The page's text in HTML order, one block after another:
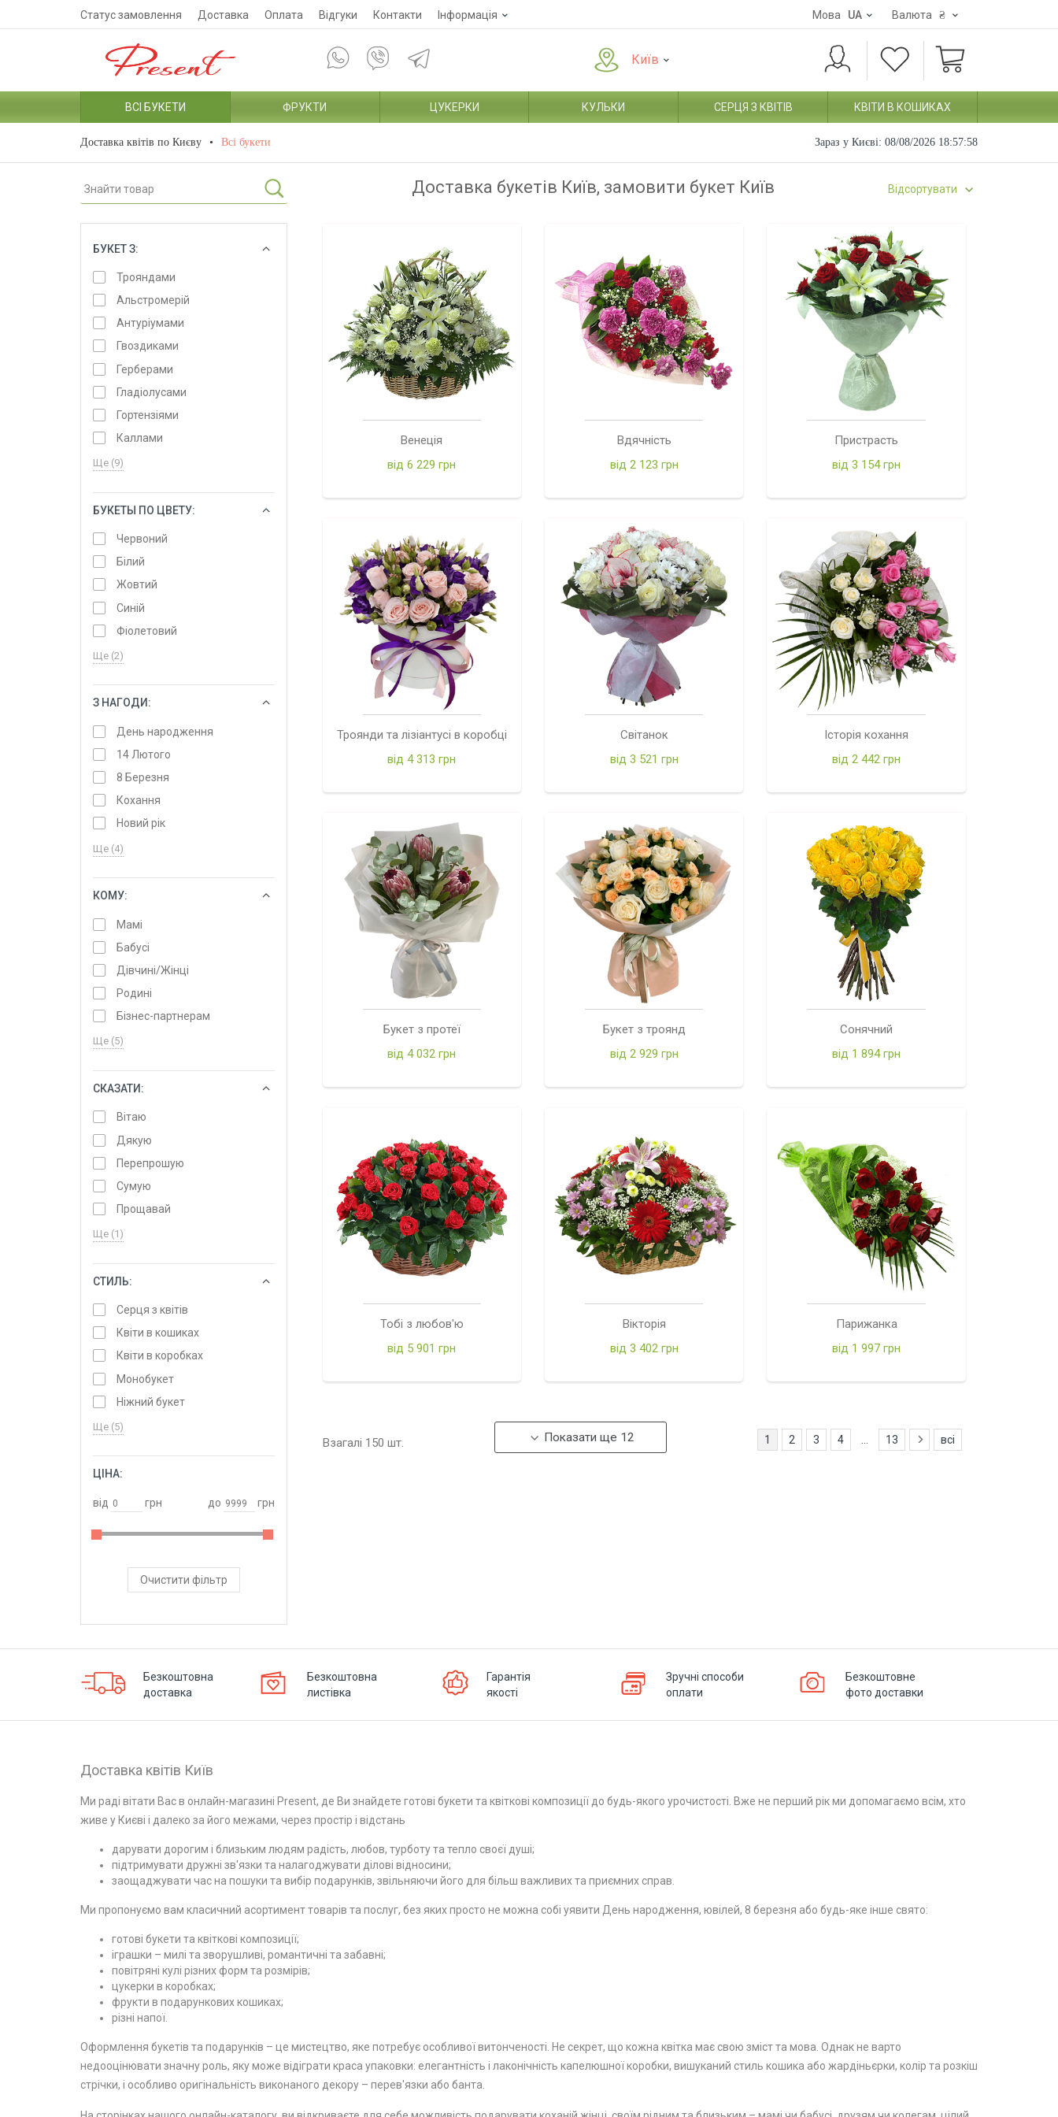
Статус замовлення Доставка Оплата Відгуки Контакти Інформація Мова UA Валюта ₴
Київ
ВСІ БУКЕТИ ФРУКТИ ЦУКЕРКИ КУЛЬКИ СЕРЦЯ З КВІТІВ КВІТИ В КОШИКАХ
Доставка квітів по Києву Всі букети Зараз у Києві: 08/08/2026 18:57:59
БУКЕТ З:
Трояндами
Альстромерій
Антуріумами
Гвоздиками
Герберами
Гладіолусами
Гортензіями
Каллами
Ще (9)
БУКЕТЫ ПО ЦВЕТУ:
Червоний
Білий
Жовтий
Синій
Фіолетовий
Ще (2)
З НАГОДИ:
День народження
14 Лютого
8 Березня
Кохання
Новий рік
Ще (4)
КОМУ:
Мамі
Бабусі
Дівчині/Жінці
Родині
Бізнес-партнерам
Ще (5)
СКАЗАТИ:
Вітаю
Дякую
Перепрошую
Сумую
Прощавай
Ще (1)
СТИЛЬ:
Серця з квітів
Квіти в кошиках
Квіти в коробках
Монобукет
Ніжний букет
Ще (5)
ЦІНА:
від грн до грн
Очистити фільтр
Доставка букетів Київ, замовити букет Київ Відсортувати
Венеція
від 6 229 грн
Вдячність
від 2 123 грн
Пристрасть
від 3 154 грн
Троянди та лізіантусі в коробці
від 4 313 грн
Світанок
від 3 521 грн
Історія кохання
від 2 442 грн
Букет з протеї
від 4 032 грн
Букет з троянд
від 2 929 грн
Сонячний
від 1 894 грн
Тобі з любов'ю
від 5 901 грн
Вікторія
від 3 402 грн
Парижанка
від 1 997 грн
Взагалі 150 шт. Показати ще 12 1 2 3 4 13 всі
Безкоштовна
доставка
Безкоштовна
листівка
Гарантія
якості
Зручні способи
оплати
Безкоштовне
фото доставки
Доставка квітів Київ
Ми раді вітати Вас в онлайн-магазині Present, де Ви знайдете готові букети та квіткові композиції до будь-якого урочистості. Вже не перший рік ми допомагаємо всім, хто
живе у Києві і далеко за його межами, через простір і відстань
дарувати дорогим і близьким людям радість, любов, турботу та тепло своєї душі;
підтримувати дружні зв'язки та налагоджувати ділові відносини;
заощаджувати час на пошуки та вибір подарунків, звільняючи його для більш важливих та приємних справ.
Ми пропонуємо вам класичний асортимент товарів та послуг, без яких просто не можна собі уявити День народження, ювілей, 8 березня або будь-яке інше свято:
готові букети та квіткові композиції;
іграшки – милі та зворушливі, романтичні та забавні;
повітряні кулі різних форм та розмірів;
цукерки в коробках;
фрукти в подарункових кошиках;
різні напої.
Оформлення букетів та подарунків – це мистецтво, яке потребує особливої ​​витонченості. Не секрет, що кожна квітка має свою зміст та мова. Однак не варто
недооцінювати значну роль, яку може відіграти краса упаковки: елегантність і лаконічність капелюшної коробки, вишуканий стиль кошика або жардіньєрки, колір та розкіш
стрічки, і особливо оригінальність виконаного декору – перев'язки або банта.